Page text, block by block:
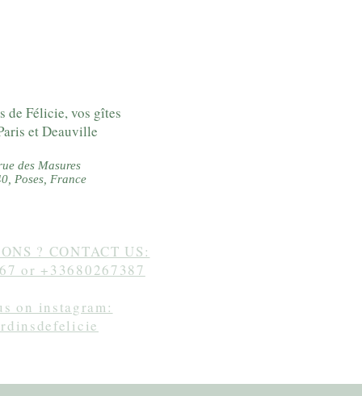
de Félicie, vos gîtes
et Deauville
des Masures
Poses, France
? CONTACT US:
or +33680267387
on instagram: